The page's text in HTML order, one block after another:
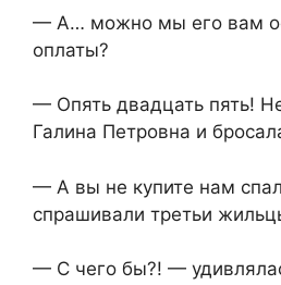
— А… можно мы его вам
оплаты?
— Опять двадцать пять!
Галина Петровна и
— А вы не купите нам
спрашивали третьи
— С чего бы?! —